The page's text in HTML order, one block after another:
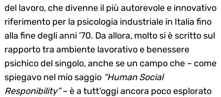
del lavoro, che divenne il più autorevole e innovativo
riferimento per la psicologia industriale in Italia fino
alla fine degli anni ’70. Da allora, molto si è scritto sul
rapporto tra ambiente lavorativo e benessere
psichico del singolo, anche se un campo che – come
spiegavo nel mio saggio “Human Social
Responibility”– è a tutt’oggi ancora poco esplorato